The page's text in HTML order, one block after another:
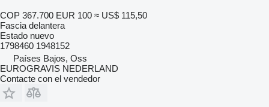
COP 367.700 EUR 100 ≈ US$ 115,50
Fascia delantera
Estado nuevo
1798460 1948152
Países Bajos, Oss
EUROGRAVIS NEDERLAND
Contacte con el vendedor